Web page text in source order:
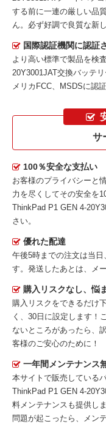
する前に一連の厳しい品
ん。必ず好調で良質な新
国際認証機関に認証
より高い標準で製品を検
20Y3001JAT交換バッテ
メリカFCC、MSDSに認
サ
100％安全な支払い
お客様のプライバシーと
力を尽くしてその安全を
ThinkPad P1 GEN 4-
さい。
優れた配達
午後5時までの注文は当
す。発送したあとは、メ
購入リスクなし、悩
購入リスクをできるだけ
く、30日に設定します！
ないところがあったら、
客様のご安心のために！
一年間メンテナンス
本サイトで販売している
ThinkPad P1 GEN 4-
料メンテナンスも提供し
問題が起こったら、メン